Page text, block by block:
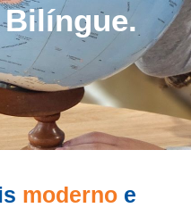
Bilíngue.
moderno e